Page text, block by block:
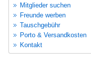
Mitglieder suchen
Freunde werben
Tauschgebühr
Porto & Versandkosten
Kontakt